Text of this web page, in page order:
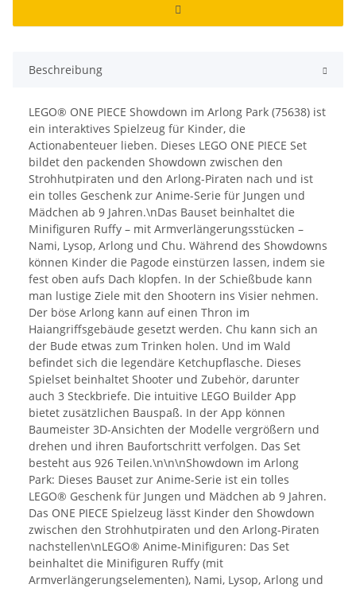
Beschreibung
LEGO® ONE PIECE Showdown im Arlong Park (75638) ist
ein interaktives Spielzeug für Kinder, die
Actionabenteuer lieben. Dieses LEGO ONE PIECE Set
bildet den packenden Showdown zwischen den
Strohhutpiraten und den Arlong-Piraten nach und ist
ein tolles Geschenk zur Anime-Serie für Jungen und
Mädchen ab 9 Jahren.\nDas Bauset beinhaltet die
Minifiguren Ruffy – mit Armverlängerungsstücken –
Nami, Lysop, Arlong und Chu. Während des Showdowns
können Kinder die Pagode einstürzen lassen, indem sie
fest oben aufs Dach klopfen. In der Schießbude kann
man lustige Ziele mit den Shootern ins Visier nehmen.
Der böse Arlong kann auf einen Thron im
Haiangriffsgebäude gesetzt werden. Chu kann sich an
der Bude etwas zum Trinken holen. Und im Wald
befindet sich die legendäre Ketchupflasche. Dieses
Spielset beinhaltet Shooter und Zubehör, darunter
auch 3 Steckbriefe. Die intuitive LEGO Builder App
bietet zusätzlichen Bauspaß. In der App können
Baumeister 3D-Ansichten der Modelle vergrößern und
drehen und ihren Baufortschritt verfolgen. Das Set
besteht aus 926 Teilen.\n\n\nShowdown im Arlong
Park: Dieses Bauset zur Anime-Serie ist ein tolles
LEGO® Geschenk für Jungen und Mädchen ab 9 Jahren.
Das ONE PIECE Spielzeug lässt Kinder den Showdown
zwischen den Strohhutpiraten und den Arlong-Piraten
nachstellen\nLEGO® Anime-Minifiguren: Das Set
beinhaltet die Minifiguren Ruffy (mit
Armverlängerungselementen), Nami, Lysop, Arlong und